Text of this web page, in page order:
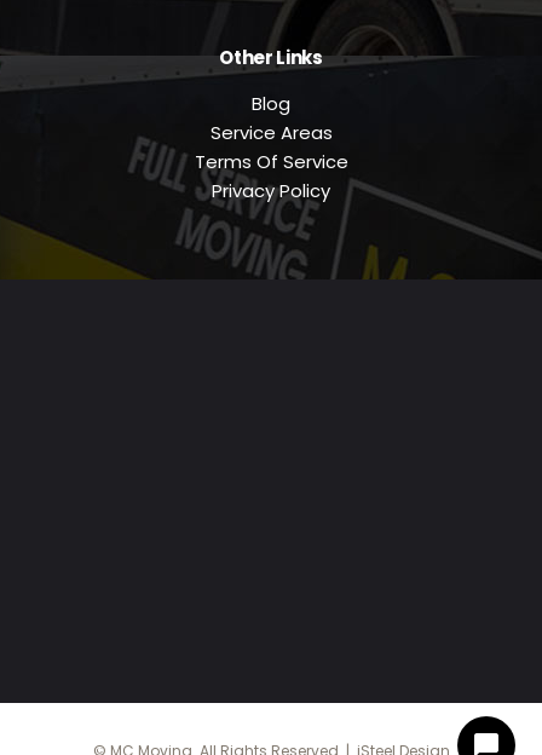
Other Links
Blog
Service Areas
Terms Of Service
Privacy Policy
© MC Moving. All Rights Reserved. | jSteel Design